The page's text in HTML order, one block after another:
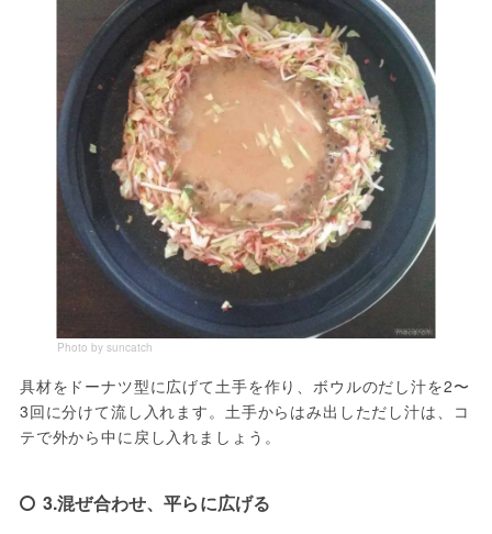
Photo by suncatch
具材をドーナツ型に広げて土手を作り、ボウルのだし汁を2〜
3回に分けて流し入れます。土手からはみ出しただし汁は、コ
テで外から中に戻し入れましょう。
3.混ぜ合わせ、平らに広げる